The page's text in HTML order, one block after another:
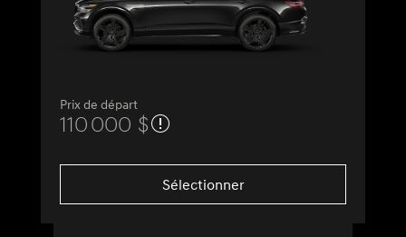
Prix de départ
110 000 $
Sélectionner